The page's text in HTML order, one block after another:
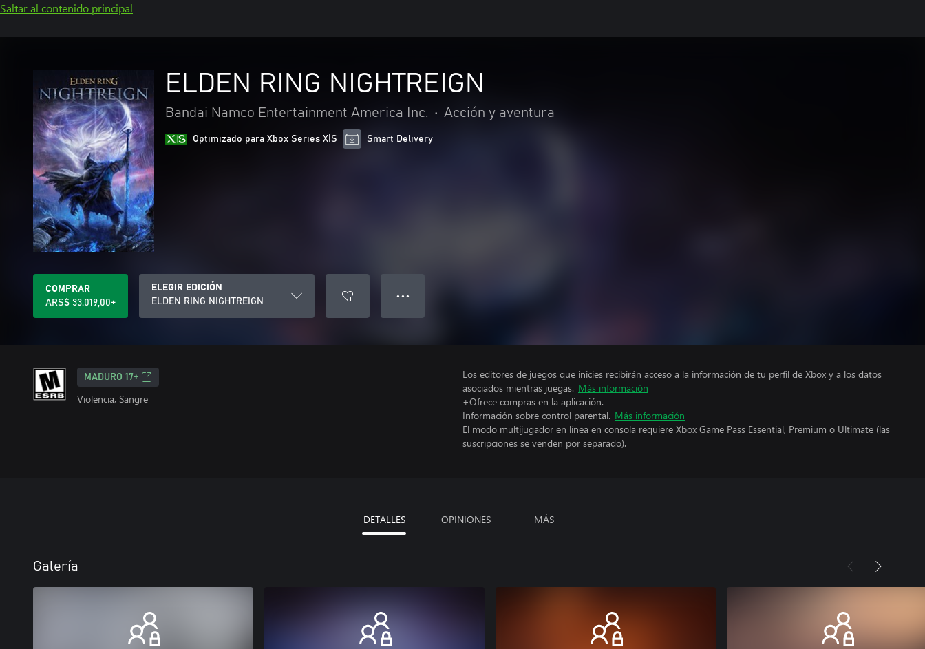
Saltar al contenido principal
ELDEN RING NIGHTREIGN
Bandai Namco Entertainment America Inc. • Acción y aventura
Optimizado para Xbox Series X|S Smart Delivery
COMPRAR
ARS$ 33.019,00+
ELEGIR EDICIÓN
ELDEN RING NIGHTREIGN
● ● ●
MADURO 17+
Violencia, Sangre
Los editores de juegos que inicies recibirán acceso a la información de tu perfil de Xbox y a los datos
asociados mientras juegas. Más información
+Ofrece compras en la aplicación.
Información sobre control parental. Más información
El modo multijugador en línea en consola requiere Xbox Game Pass Essential, Premium o Ultimate (las
suscripciones se venden por separado).
DETALLES OPINIONES MÁS
Galería